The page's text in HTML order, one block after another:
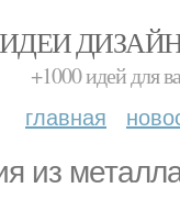
ИДЕИ
+1000 идей для
главная
из